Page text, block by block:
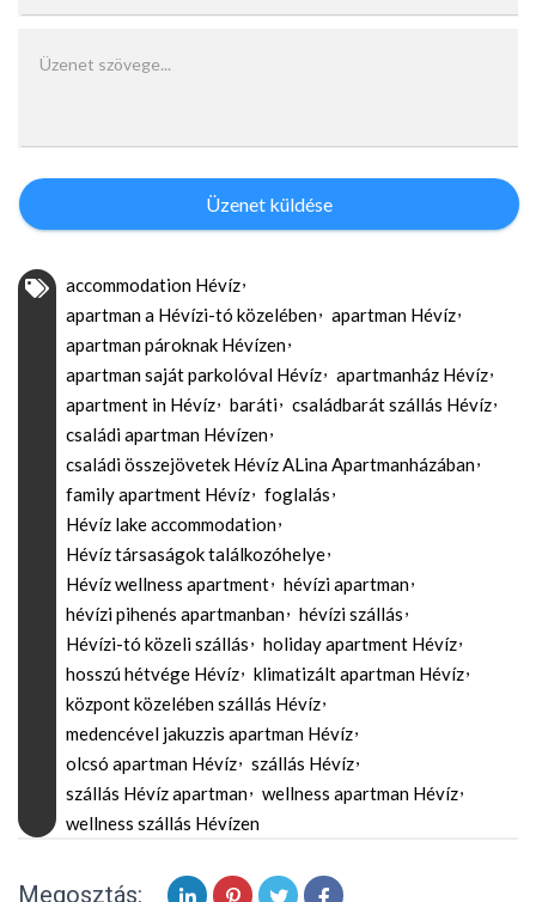
Üzenet küldése
accommodation Hévíz
apartman a Hévízi-tó közelében
apartman Hévíz
apartman pároknak Hévízen
apartman saját parkolóval Hévíz
apartmanház Hévíz
apartment in Hévíz
baráti
családbarát szállás Hévíz
családi apartman Hévízen
családi összejövetek Hévíz ALina Apartmanházában
family apartment Hévíz
foglalás
Hévíz lake accommodation
Hévíz társaságok találkozóhelye
Hévíz wellness apartment
hévízi apartman
hévízi pihenés apartmanban
hévízi szállás
Hévízi-tó közeli szállás
holiday apartment Hévíz
hosszú hétvége Hévíz
klimatizált apartman Hévíz
központ közelében szállás Hévíz
medencével jakuzzis apartman Hévíz
olcsó apartman Hévíz
szállás Hévíz
szállás Hévíz apartman
wellness apartman Hévíz
wellness szállás Hévízen
Megosztás: